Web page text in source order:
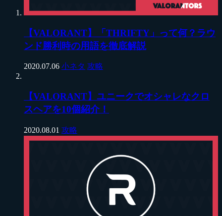
【VALORANT】「THRIFTY」って何？ラウ
ンド勝利時の用語を徹底解説
2020.07.06 小ネタ 攻略
【VALORANT】ユニークでオシャレなクロ
スヘアを10個紹介！
2020.08.01 攻略